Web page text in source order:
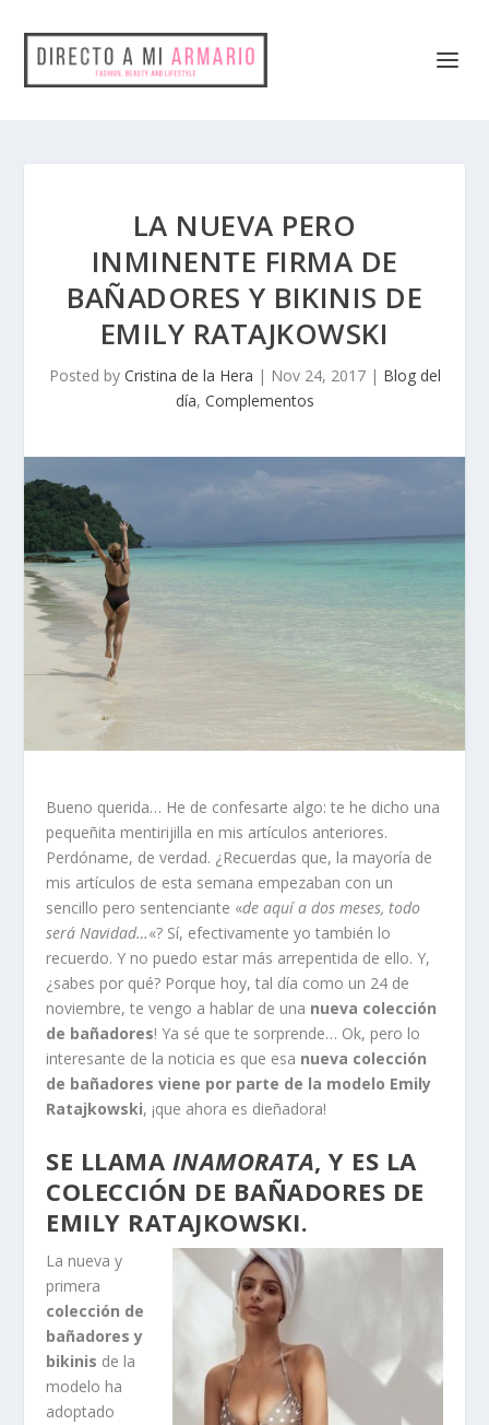
LA NUEVA PERO
INMINENTE FIRMA DE
BAÑADORES Y BIKINIS DE
EMILY RATAJKOWSKI
Posted by Cristina de la Hera | Nov 24, 2017| Blog del
día, Complementos
Bueno querida… He de confesarte algo: te he dicho una
pequeñita mentirijilla en mis artículos anteriores.
Perdóname, de verdad. ¿Recuerdas que, la mayoría de
mis artículos de esta semana empezaban con un
sencillo pero sentenciante «de aquí a dos meses, todo
será Navidad…«? Sí, efectivamente yo también lo
recuerdo. Y no puedo estar más arrepentida de ello. Y,
¿sabes por qué? Porque hoy, tal día como un 24 de
noviembre, te vengo a hablar de una nueva colección
de bañadores! Ya sé que te sorprende… Ok, pero lo
interesante de la noticia es que esa nueva colección
de bañadores viene por parte de la modelo Emily
Ratajkowski, ¡que ahora es dieñadora!
SE LLAMA INAMORATA, Y ES LA
COLECCIÓN DE BAÑADORES DE
EMILY RATAJKOWSKI.
La nueva y
primera
colección de
bañadores y
bikinis de la
modelo ha
adoptado